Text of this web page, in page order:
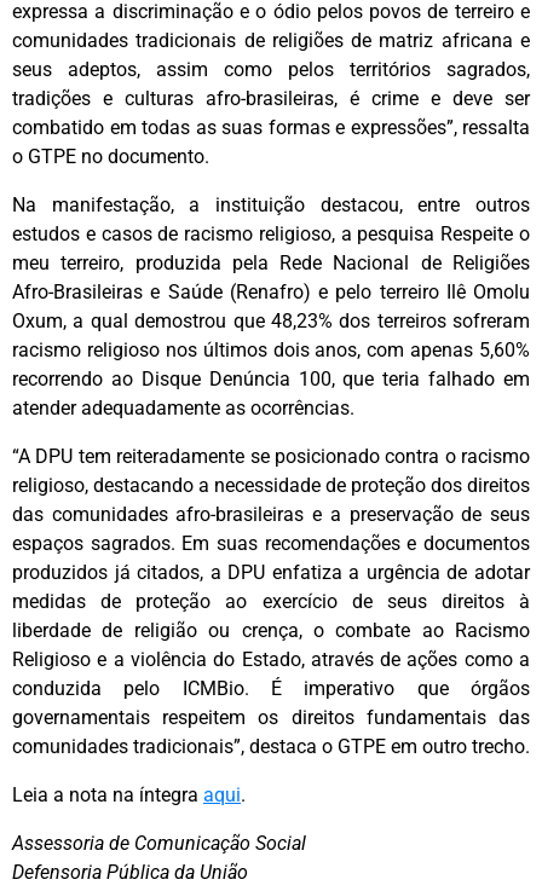
expressa a discriminação e o ódio pelos povos de terreiro e
comunidades tradicionais de religiões de matriz africana e
seus adeptos, assim como pelos territórios sagrados,
tradições e culturas afro-brasileiras, é crime e deve ser
combatido em todas as suas formas e expressões”, ressalta
o GTPE no documento.
Na manifestação, a instituição destacou, entre outros
estudos e casos de racismo religioso, a pesquisa Respeite o
meu terreiro, produzida pela Rede Nacional de Religiões
Afro-Brasileiras e Saúde (Renafro) e pelo terreiro Ilê Omolu
Oxum, a qual demostrou que 48,23% dos terreiros sofreram
racismo religioso nos últimos dois anos, com apenas 5,60%
recorrendo ao Disque Denúncia 100, que teria falhado em
atender adequadamente as ocorrências.
“A DPU tem reiteradamente se posicionado contra o racismo
religioso, destacando a necessidade de proteção dos direitos
das comunidades afro-brasileiras e a preservação de seus
espaços sagrados. Em suas recomendações e documentos
produzidos já citados, a DPU enfatiza a urgência de adotar
medidas de proteção ao exercício de seus direitos à
liberdade de religião ou crença, o combate ao Racismo
Religioso e a violência do Estado, através de ações como a
conduzida pelo ICMBio. É imperativo que órgãos
governamentais respeitem os direitos fundamentais das
comunidades tradicionais”, destaca o GTPE em outro trecho.
Leia a nota na íntegra aqui.
Assessoria de Comunicação Social
Defensoria Pública da União